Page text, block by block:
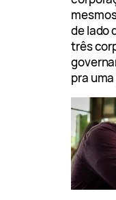
de lado
três
pra